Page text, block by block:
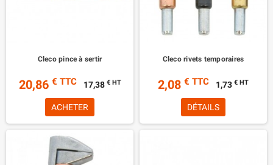
Cleco pince à sertir
20,86 € TTC 17,38 € HT
ACHETER
Cleco rivets temporaires
2,08 € TTC 1,73 € HT
DÉTAILS